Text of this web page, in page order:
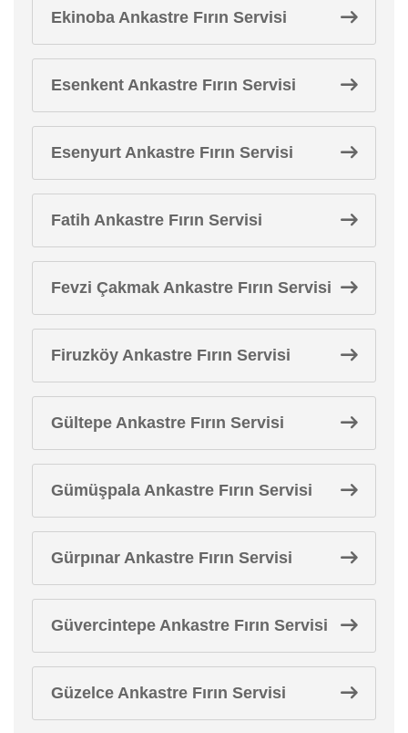
Ekinoba Ankastre Fırın Servisi
Esenkent Ankastre Fırın Servisi
Esenyurt Ankastre Fırın Servisi
Fatih Ankastre Fırın Servisi
Fevzi Çakmak Ankastre Fırın Servisi
Firuzköy Ankastre Fırın Servisi
Gültepe Ankastre Fırın Servisi
Gümüşpala Ankastre Fırın Servisi
Gürpınar Ankastre Fırın Servisi
Güvercintepe Ankastre Fırın Servisi
Güzelce Ankastre Fırın Servisi